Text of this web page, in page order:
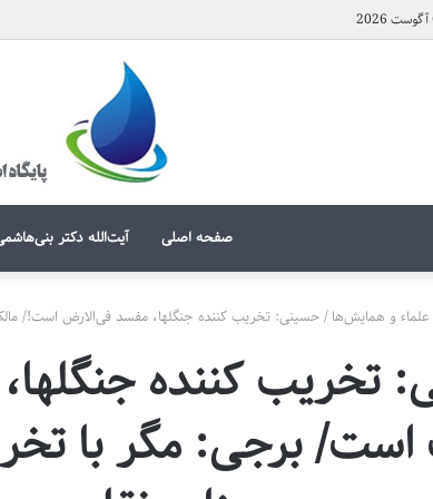
صفحه اصلی آیت‌الله دکتر
علماء و همایش‌ها /حسینی: تخریب کننده جنگلها، مفسد فی‌الارض است!/
تخریب کننده
برجی: مگر با